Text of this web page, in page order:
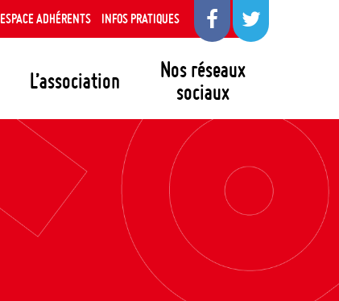
L’association
Nos réseaux
sociaux
ESPACE ADHÉRENTS INFOS PRATIQUES